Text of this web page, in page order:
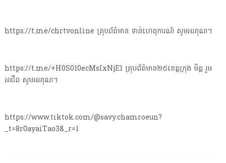
https://t.me/chrtvonline គ្រុបព័ត៌មាន ទាន់ហេតុការណ៍ សូមអរគុណ។
https://t.me/+H0S010ecMsIxNjE1 គ្រុបព័ត៌មាន២៥ខេត្តក្រុង មិត្ត រួម
អាជីព សូមអរគុណ។
https://www.tiktok.com/@savy.chamroeun?
_t=8r0ayaiTao3&_r=1